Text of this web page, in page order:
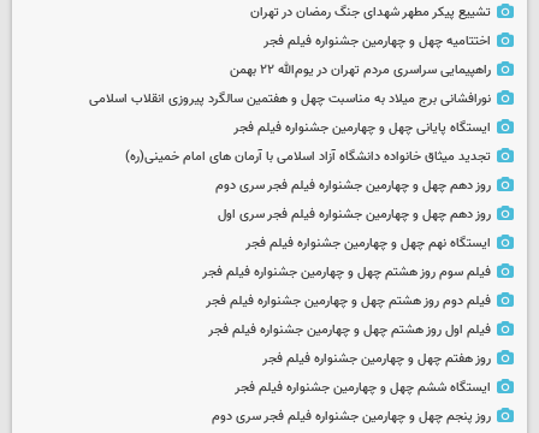
تشییع پیکر مطهر شهدای جنگ رمضان در تهران
اختتامیه چهل و چهارمین جشنواره فیلم فجر
راهپیمایی سراسری مردم تهران در یوم‌الله ۲۲ بهمن
نورافشانی برج میلاد به مناسبت چهل‌ و هفتمین سالگرد پیروزی انقلاب اسلامی
ایستگاه پایانی چهل و چهارمین جشنواره فیلم فجر
تجدید میثاق خانواده دانشگاه آزاد اسلامی با آرمان های امام خمینی(ره)
روز دهم چهل و چهارمین جشنواره فیلم فجر سری دوم
روز دهم چهل و چهارمین جشنواره فیلم فجر سری اول
ایستگاه نهم چهل و چهارمین جشنواره فیلم فجر
فیلم سوم روز هشتم چهل و چهارمین جشنواره فیلم فجر
فیلم دوم روز هشتم چهل و چهارمین جشنواره فیلم فجر
فیلم اول روز هشتم چهل و چهارمین جشنواره فیلم فجر
روز هفتم چهل و چهارمین جشنواره فیلم فجر
ایستگاه ششم چهل و چهارمین جشنواره فیلم فجر
روز پنجم چهل و چهارمین جشنواره فیلم فجر سری دوم